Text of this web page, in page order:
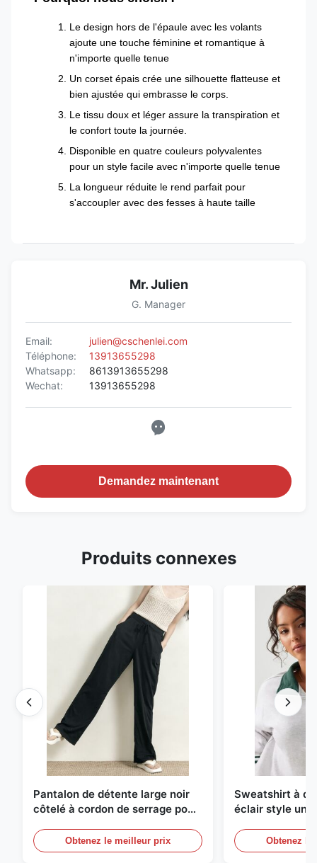
Le design hors de l'épaule avec les volants
ajoute une touche féminine et romantique à
n'importe quelle tenue
Un corset épais crée une silhouette flatteuse et
bien ajustée qui embrasse le corps.
Le tissu doux et léger assure la transpiration et
le confort toute la journée.
Disponible en quatre couleurs polyvalentes
pour un style facile avec n'importe quelle tenue
La longueur réduite le rend parfait pour
s'accoupler avec des fesses à haute taille
Mr. Julien
G. Manager
Email:
julien@cschenlei.com
Téléphone:
13913655298
Whatsapp:
8613913655298
Wechat:
13913655298
Demandez maintenant
Produits connexes
Pantalon de détente large noir
côtelé à cordon de serrage pour
Obtenez le meilleur prix
Sweatshirt à
éclair style
rayuresObtenez